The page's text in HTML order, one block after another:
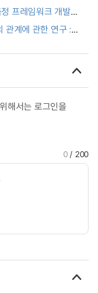
of Perception on
long Educational
Program:
institutions in
프레임워크 개발
Program at
관계에 관한 연구 :
해서는 로그인을
0/ 200